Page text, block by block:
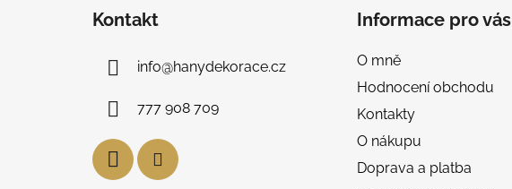
Kontakt
info@hanydekorace.cz
777 908 709
Informace pro vás
O mně
Hodnocení obchodu
Kontakty
O nákupu
Doprava a platba